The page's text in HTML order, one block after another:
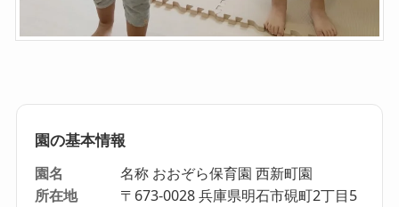
園の基本情報
園名
名称 おおぞら保育園 西新町園
所在地
〒673-0028 兵庫県明石市硯町2丁目5